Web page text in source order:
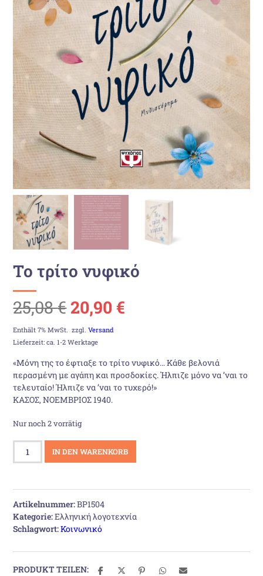
Το τρίτο νυφικό
25,08€Ursprünglicher
Preis
war:
25,08 €
20,90€
ist:
20,90 €.
Enthält 7% MwSt. zzgl.Versand
Lieferzeit: ca. 1-2 Werktage
«Μόνη της το έφτιαξε το τρίτο νυφικό… Κάθε βελονιά
περασμένη με αγάπη και προσδοκίες. Ήλπιζε μόνο να ’ναι το
τελευταίο! Ήλπιζε να ’ναι το τυχερό!»
ΚΑΣΟΣ, ΝΟΕΜΒΡΙΟΣ 1940.
Nur noch 2 vorrätig
τρίτο
IN DEN WARENKORB
Artikelnummer:BP1504
Kategorie:Ελληνική λογοτεχνία
Schlagwort:Κοινωνικό
PRODUKT TEILEN: